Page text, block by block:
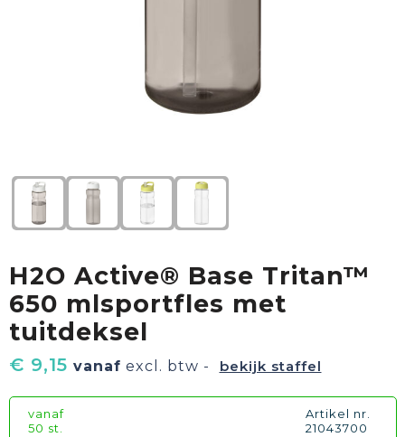
Geschenkverpakkingen
Kinderen, Peuters & Baby's
Vrije tijd en Strand
H2O Active® Base Tritan™
650 mlsportfles met
tuitdeksel
€ 9,15 vanaf excl. btw - bekijk staffel
vanaf
50 st.
Artikel nr.
21043700